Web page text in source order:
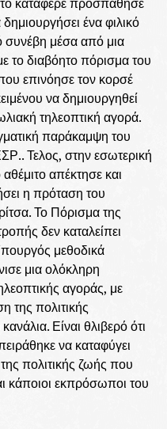
ένα φιλικό
μέσα από μια
το διαβόητο πόρισμα του
επινόησε τον κορσέ
να δημιουργηθεί
τηλεοπτική αγορά.
παράκαμψη του
Τελος, στην εσωτερική
απέκτησε και
η πρόταση του
Το Πόρισμα της
δεν καταλείπει
μεθοδικά
μια ολόκληρη
αγοράς, με
της πολιτικής
Είναι θλιβερό ότι
να καταφύγει
πολιτικής ζωής που
κάποιοι εκπρόσωποι του